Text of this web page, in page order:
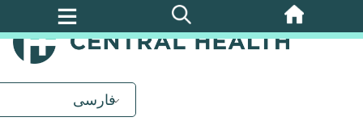
پرش
به
فارسی